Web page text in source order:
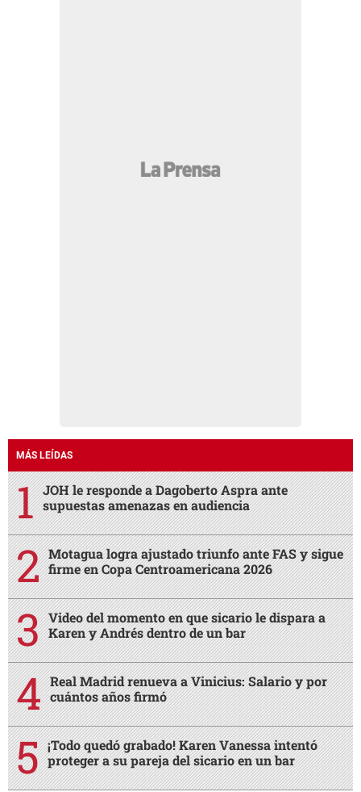
MÁS LEÍDAS
JOH le responde a Dagoberto Aspra ante
supuestas amenazas en audiencia
Motagua logra ajustado triunfo ante FAS y sigue
firme en Copa Centroamericana 2026
Video del momento en que sicario le dispara a
Karen y Andrés dentro de un bar
Real Madrid renueva a Vinicius: Salario y por
cuántos años firmó
¡Todo quedó grabado! Karen Vanessa intentó
proteger a su pareja del sicario en un bar